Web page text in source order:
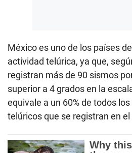
México es uno de los países
actividad telúrica, ya que,
registran más de 90 sismos
superior a 4 grados en la
equivale a un 60% de todos
telúricos que se registran en